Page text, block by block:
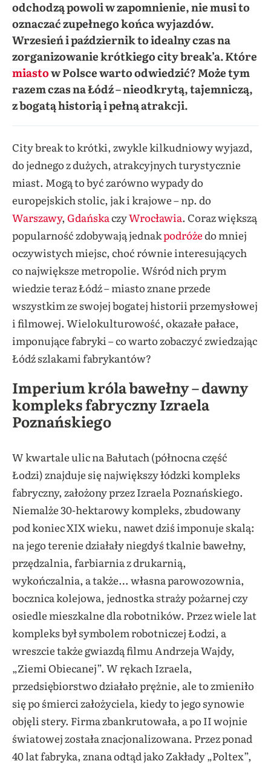
odchodzą powoli w zapomnienie, nie musi to
oznaczać zupełnego końca wyjazdów.
Wrzesień i październik to idealny czas na
zorganizowanie krótkiego city break’a. Które
miastow Polsce warto odwiedzić? Może tym
razem czas na Łódź – nieodkrytą, tajemniczą,
z bogatą historią i pełną atrakcji.
City break to krótki, zwykle kilkudniowy wyjazd,
do jednego z dużych, atrakcyjnych turystycznie
miast. Mogą to być zarówno wypady do
europejskich stolic, jak i krajowe – np. do
Warszawy, GdańskaczyWrocławia. Coraz większą
popularność zdobywają jednakpodróżedo mniej
oczywistych miejsc, choć równie interesujących
co największe metropolie. Wśród nich prym
wiedzie teraz Łódź – miasto znane przede
wszystkim ze swojej bogatej historii przemysłowej
i filmowej. Wielokulturowość, okazałe pałace,
imponujące fabryki – co warto zobaczyć zwiedzając
Łódź szlakami fabrykantów?
Imperium króla bawełny – dawny
kompleks fabryczny Izraela
Poznańskiego
W kwartale ulic na Bałutach (północna część
Łodzi) znajduje się największy łódzki kompleks
fabryczny, założony przez Izraela Poznańskiego.
Niemalże 30-hektarowy kompleks, zbudowany
pod koniec XIX wieku, nawet dziś imponuje skalą:
na jego terenie działały niegdyś tkalnie bawełny,
przędzalnia, farbiarnia z drukarnią,
wykończalnia, a także… własna parowozownia,
bocznica kolejowa, jednostka straży pożarnej czy
osiedle mieszkalne dla robotników. Przez wiele lat
kompleks był symbolem robotniczej Łodzi, a
wreszcie także gwiazdą filmu Andrzeja Wajdy,
„Ziemi Obiecanej”. W rękach Izraela,
przedsiębiorstwo działało prężnie, ale to zmieniło
się po śmierci założyciela, kiedy to jego synowie
objęli stery. Firma zbankrutowała, a po II wojnie
światowej została znacjonalizowana. Przez ponad
40 lat fabryka, znana odtąd jako Zakłady „Poltex”,